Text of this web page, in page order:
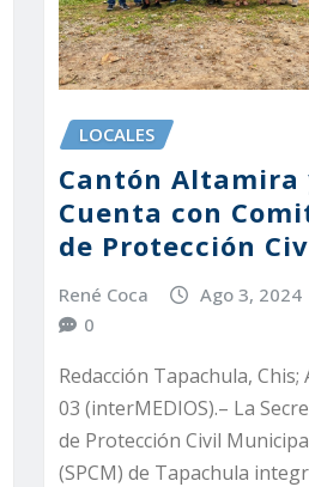
LOCALES
Cantón Altamira
Cuenta con
de Protección
René Coca
Ago 3, 2024
0
Redacción Tapachula, Chis;
03 (interMEDIOS).– La
de Protección Civil
(SPCM) de Tapachula